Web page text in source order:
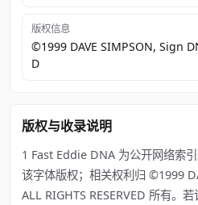
版权信息
©1999 DAVE SIMPSON, Sign
D
版权与收录说明
1 Fast Eddie DNA 为公开网络索
该字体版权；相关权利归 ©1999
ALL RIGHTS RESERVED 所有。